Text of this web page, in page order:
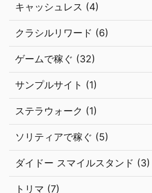
キャッシュレス (4)
クラシルリワード (6)
ゲームで稼ぐ (32)
サンプルサイト (1)
ステラウォーク (1)
ソリティアで稼ぐ (5)
ダイドー スマイルスタンド (3)
トリマ (7)